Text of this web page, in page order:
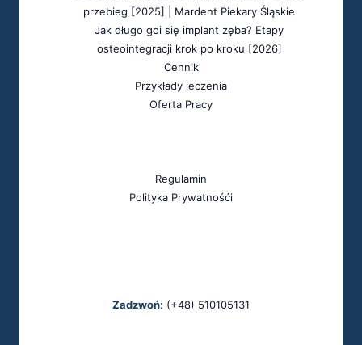
przebieg [2025] | Mardent Piekary Śląskie
Jak długo goi się implant zęba? Etapy
osteointegracji krok po kroku [2026]
Cennik
Przykłady leczenia
Oferta Pracy
Regulamin
Polityka Prywatnośći
Zadzwoń: (+48) 510105131